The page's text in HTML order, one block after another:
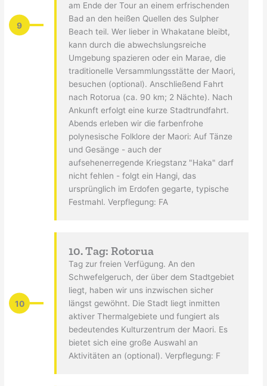
9
am Ende der Tour an einem erfrischenden
Bad an den heißen Quellen des Sulpher
Beach teil. Wer lieber in Whakatane bleibt,
kann durch die abwechslungsreiche
Umgebung spazieren oder ein Marae, die
traditionelle Versammlungsstätte der Maori,
besuchen (optional). Anschließend Fahrt
nach Rotorua (ca. 90 km; 2 Nächte). Nach
Ankunft erfolgt eine kurze Stadtrundfahrt.
Abends erleben wir die farbenfrohe
polynesische Folklore der Maori: Auf Tänze
und Gesänge - auch der
aufsehenerregende Kriegstanz "Haka" darf
nicht fehlen - folgt ein Hangi, das
ursprünglich im Erdofen gegarte, typische
Festmahl. Verpflegung: FA
10
10. Tag: Rotorua
Tag zur freien Verfügung. An den
Schwefelgeruch, der über dem Stadtgebiet
liegt, haben wir uns inzwischen sicher
längst gewöhnt. Die Stadt liegt inmitten
aktiver Thermalgebiete und fungiert als
bedeutendes Kulturzentrum der Maori. Es
bietet sich eine große Auswahl an
Aktivitäten an (optional). Verpflegung: F